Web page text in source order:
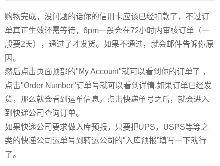
购物完成，没问题的话你的信用卡应该已经扣款了，不过订
单真正生效还需等待，6pm一般会在72小时内审核订单（一
般要2天），通过了才发货。如果不通过，就会邮件告诉你原
因。
然后点击页面顶部的"My Account"就可以看到你的订单了 ，
点击"Order Number"订单号就可以看到详情,如果订单已经发
货，那么就会看到运单信息。点击快递单号之后，就会进入
到快递公司查询订单。
如果快递公司要求做入库预报，只要把UPS，USPS等等之
类的快递公司运单号到转运公司的“入库预报”填写一下就行
了。